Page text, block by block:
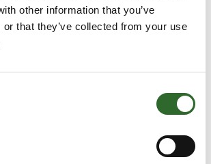
other information that you’ve
or that they’ve collected from your use